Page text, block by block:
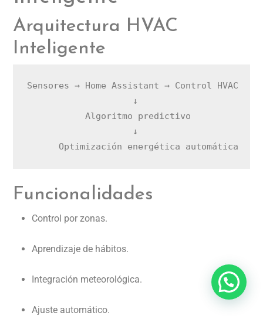
Arquitectura HVAC
Inteligente
Sensores → Home Assistant → Control HVAC
                    ↓
           Algoritmo predictivo
                    ↓
Funcionalidades
Control por zonas.
Aprendizaje de hábitos.
Integración meteorológica.
Ajuste automático.
¿Nesecitas ayuda?